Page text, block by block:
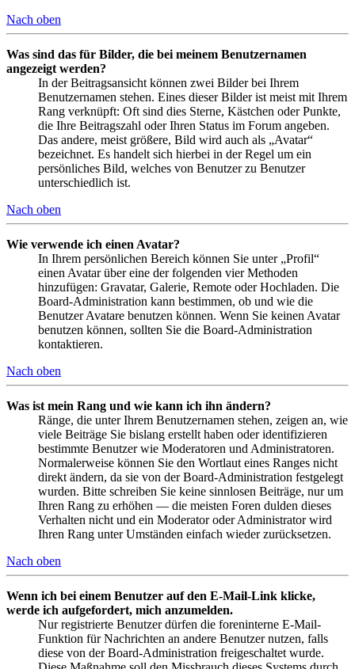
Nach oben
Was sind das für Bilder, die bei meinem Benutzernamen
angezeigt werden?
In der Beitragsansicht können zwei Bilder bei Ihrem
Benutzernamen stehen. Eines dieser Bilder ist meist mit Ihrem
Rang verknüpft: Oft sind dies Sterne, Kästchen oder Punkte,
die Ihre Beitragszahl oder Ihren Status im Forum angeben.
Das andere, meist größere, Bild wird auch als „Avatar“
bezeichnet. Es handelt sich hierbei in der Regel um ein
persönliches Bild, welches von Benutzer zu Benutzer
unterschiedlich ist.
Nach oben
Wie verwende ich einen Avatar?
In Ihrem persönlichen Bereich können Sie unter „Profil“
einen Avatar über eine der folgenden vier Methoden
hinzufügen: Gravatar, Galerie, Remote oder Hochladen. Die
Board-Administration kann bestimmen, ob und wie die
Benutzer Avatare benutzen können. Wenn Sie keinen Avatar
benutzen können, sollten Sie die Board-Administration
kontaktieren.
Nach oben
Was ist mein Rang und wie kann ich ihn ändern?
Ränge, die unter Ihrem Benutzernamen stehen, zeigen an, wie
viele Beiträge Sie bislang erstellt haben oder identifizieren
bestimmte Benutzer wie Moderatoren und Administratoren.
Normalerweise können Sie den Wortlaut eines Ranges nicht
direkt ändern, da sie von der Board-Administration festgelegt
wurden. Bitte schreiben Sie keine sinnlosen Beiträge, nur um
Ihren Rang zu erhöhen — die meisten Foren dulden dieses
Verhalten nicht und ein Moderator oder Administrator wird
Ihren Rang unter Umständen einfach wieder zurücksetzen.
Nach oben
Wenn ich bei einem Benutzer auf den E-Mail-Link klicke,
werde ich aufgefordert, mich anzumelden.
Nur registrierte Benutzer dürfen die foreninterne E-Mail-
Funktion für Nachrichten an andere Benutzer nutzen, falls
diese von der Board-Administration freigeschaltet wurde.